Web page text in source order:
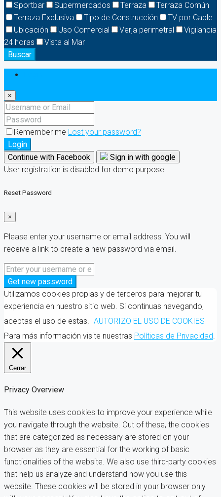
Sportbar
Supermercados Terraza
Terraza Común
Terraza Exclusiva
Tipo de Construcción
TV por Cable
Ubicación
Uso Comercial Verja perimetral
Vigilancia
24 horas
Vista al Mar
Buscar
×
Remember me Lost your password?
Login
Continue with Facebook
Sign in with google
User registration is disabled for demo purpose.
Reset Password
×
Please enter your username or email address. You will
receive a link to create a new password via email.
Get new password
Utilizamos cookies propias y de terceros para mejorar tu
experiencia en nuestro sitio web. Si continuas navegando,
aceptas el uso de estas.
AUTORIZO EL USO DE COOKIES
Para más información visite nuestras Políticas de Privacidad
Cerrar
Privacy Overview
This website uses cookies to improve your experience while
you navigate through the website. Out of these, the cookies
that are categorized as necessary are stored on your
browser as they are essential for the working of basic
functionalities of the website. We also use third-party cookies
that help us analyze and understand how you use this
website. These cookies will be stored in your browser only